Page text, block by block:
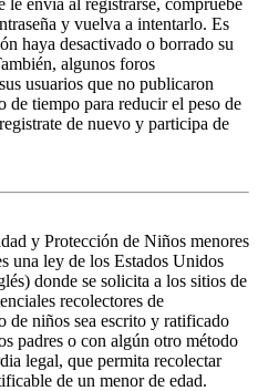
y vuelva a intentarlo. Es
haya desactivado o borrado su
algunos foros
usuarios que no publicaron
de tiempo para reducir el peso de
de nuevo y participa de
y Protección de Niños menores
una ley de los Estados Unidos
donde se solicita a los sitios de
recolectores de
de niños sea escrito y ratificado
padres o con algún otro método
legal, que permita recolectar
de un menor de edad.